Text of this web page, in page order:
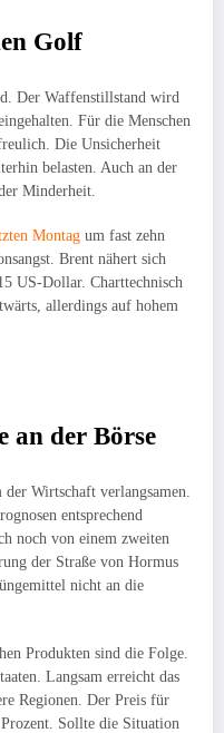
Golf
Der Waffenstillstand wird
Für die Menschen
Die Unsicherheit
belasten. Auch an der
Minderheit.
Montag um fast zehn
Brent nähert sich
US-Dollar. Charttechnisch
allerdings auf hohem
an der Börse
Wirtschaft verlangsamen.
entsprechend
noch von einem zweiten
der Straße von Hormus
nicht an die
Produkten sind die Folge.
Langsam erreicht das
Regionen. Der Preis für
Sollte die Situation